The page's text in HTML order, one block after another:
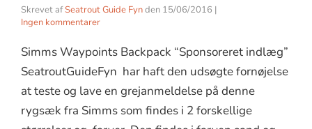
Skrevet afSeatrout Guide Fynden 15/06/2016 |
Ingen kommentarer
Simms Waypoints Backpack “Sponsoreret indlæg”
SeatroutGuideFyn har haft den udsøgte fornøjelse
at teste og lave en grejanmeldelse på denne
rygsæk fra Simms som findes i 2 forskellige